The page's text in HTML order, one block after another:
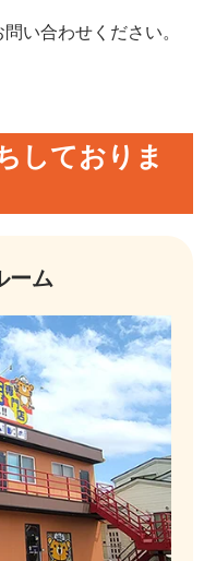
い合わせください。
しておりま
ーム